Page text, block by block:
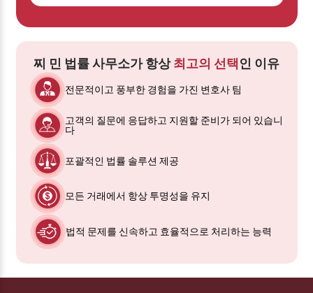
찌 민 법률 사무소가 항상최고의 선택인 이유
전문적이고 풍부한 경험을 가진 변호사 팀
고객의 질문에 응답하고 지원할 준비가 되어 있습니
다
포괄적인 법률 솔루션 제공
모든 거래에서 항상 투명성을 유지
법적 문제를 신속하고 효율적으로 처리하는 능력